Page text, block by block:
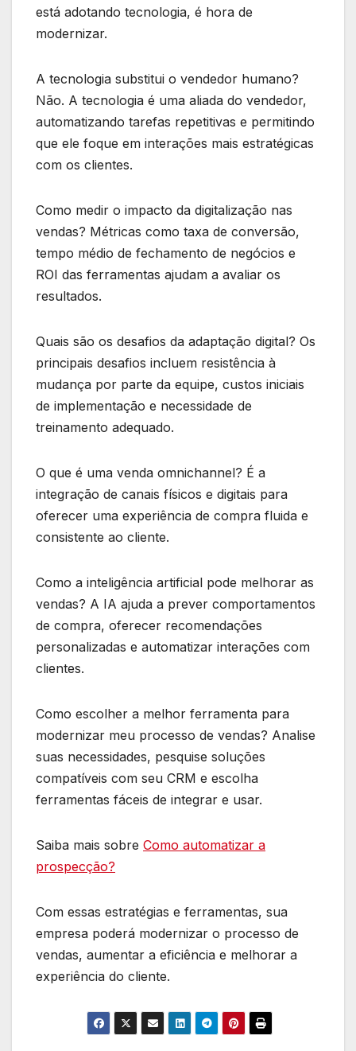
está adotando tecnologia, é hora de
modernizar.
A tecnologia substitui o vendedor humano?
Não. A tecnologia é uma aliada do vendedor,
automatizando tarefas repetitivas e permitindo
que ele foque em interações mais estratégicas
com os clientes.
Como medir o impacto da digitalização nas
vendas? Métricas como taxa de conversão,
tempo médio de fechamento de negócios e
ROI das ferramentas ajudam a avaliar os
resultados.
Quais são os desafios da adaptação digital? Os
principais desafios incluem resistência à
mudança por parte da equipe, custos iniciais
de implementação e necessidade de
treinamento adequado.
O que é uma venda omnichannel? É a
integração de canais físicos e digitais para
oferecer uma experiência de compra fluida e
consistente ao cliente.
Como a inteligência artificial pode melhorar as
vendas? A IA ajuda a prever comportamentos
de compra, oferecer recomendações
personalizadas e automatizar interações com
clientes.
Como escolher a melhor ferramenta para
modernizar meu processo de vendas? Analise
suas necessidades, pesquise soluções
compatíveis com seu CRM e escolha
ferramentas fáceis de integrar e usar.
Saiba mais sobre Como automatizar a
prospecção?
Com essas estratégias e ferramentas, sua
empresa poderá modernizar o processo de
vendas, aumentar a eficiência e melhorar a
experiência do cliente.